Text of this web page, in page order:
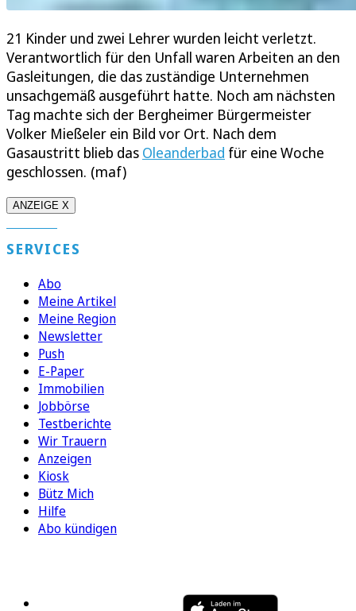
21 Kinder und zwei Lehrer wurden leicht verletzt.
Verantwortlich für den Unfall waren Arbeiten an den
Gasleitungen, die das zuständige Unternehmen
unsachgemäß ausgeführt hatte. Noch am nächsten
Tag machte sich der Bergheimer Bürgermeister
Volker Mießeler ein Bild vor Ort. Nach dem
Gasaustritt blieb das Oleanderbad für eine Woche
geschlossen. (maf)
ANZEIGE X
SERVICES
Abo
Meine Artikel
Meine Region
Newsletter
Push
E-Paper
Immobilien
Jobbörse
Testberichte
Wir Trauern
Anzeigen
Kiosk
Bütz Mich
Hilfe
Abo kündigen